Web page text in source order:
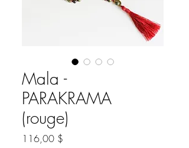
Mala -
PARAKRAMA
(rouge)
116,00 $